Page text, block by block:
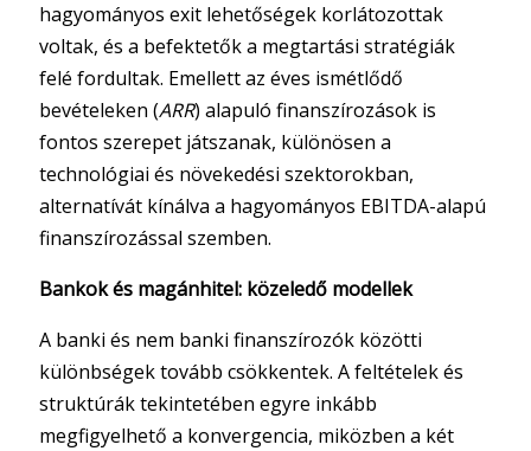
hagyományos exit lehetőségek korlátozottak
voltak, és a befektetők a megtartási stratégiák
felé fordultak. Emellett az éves ismétlődő
bevételeken (ARR) alapuló finanszírozások is
fontos szerepet játszanak, különösen a
technológiai és növekedési szektorokban,
alternatívát kínálva a hagyományos EBITDA-alapú
finanszírozással szemben.
Bankok és magánhitel: közeledő modellek
A banki és nem banki finanszírozók közötti
különbségek tovább csökkentek. A feltételek és
struktúrák tekintetében egyre inkább
megfigyelhető a konvergencia, miközben a két